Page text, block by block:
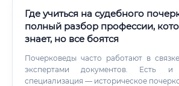
Где учиться на судебного
полный разбор профессии,
знает, но все боятся
Почерковеды часто работают в
экспертами документов. Есть
специализация — историческое